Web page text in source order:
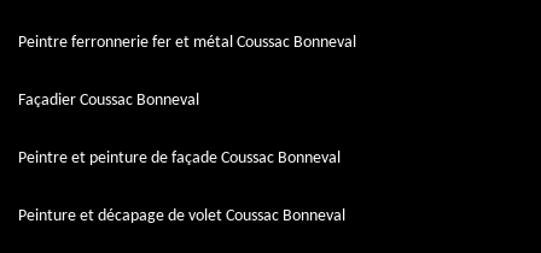
Peintre ferronnerie fer et métal Coussac Bonneval
Façadier Coussac Bonneval
Peintre et peinture de façade Coussac Bonneval
Peinture et décapage de volet Coussac Bonneval